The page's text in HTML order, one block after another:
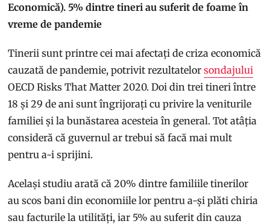
Economică). 5% dintre tineri au suferit de foame în
vreme de pandemie
Tinerii sunt printre cei mai afectați de criza economică
cauzată de pandemie, potrivit rezultatelorsondajului
OECD Risks That Matter 2020. Doi din trei tineri între
18 și 29 de ani sunt îngrijorați cu privire la veniturile
familiei și la bunăstarea acesteia în general. Tot atâția
consideră că guvernul ar trebui să facă mai mult
pentru a-i sprijini.
Același studiu arată că 20% dintre familiile tinerilor
au scos bani din economiile lor pentru a-și plăti chiria
sau facturile la utilități, iar 5% au suferit din cauza